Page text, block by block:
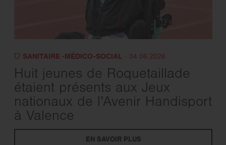
SANITAIRE -MÉDICO-SOCIAL - 04.06.2026
Huit jeunes de Roquetaillade
étaient présents aux Jeux
nationaux de l’Avenir Handisport
à Valence
EN SAVOIR PLUS